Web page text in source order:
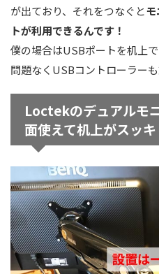
が出ており、それをつなぐと
トが利用できるんです！
僕の場合はUSBポートを机上
問題なくUSBコントローラーも
Loctekのデュアルモ
面使えて机上がスッキ